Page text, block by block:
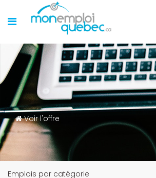
Voir l'offre
Emplois par catégorie